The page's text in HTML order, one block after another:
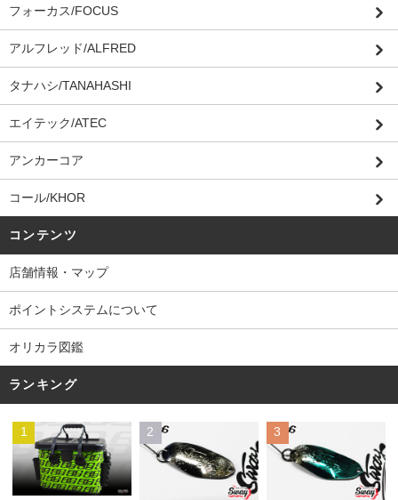
フォーカス/FOCUS
アルフレッド/ALFRED
タナハシ/TANAHASHI
エイテック/ATEC
アンカーコア
コール/KHOR
コンテンツ
店舗情報・マップ
ポイントシステムについて
オリカラ図鑑
ランキング
1 2 3